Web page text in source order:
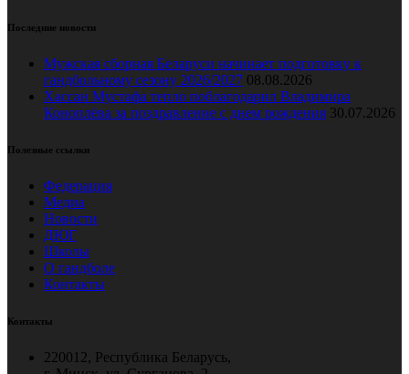
Последние новости
Мужская сборная Беларуси начинает подготовку к
гандбольному сезону 2026/2027 08.08.2026
Хассан Мустафа тепло поблагодарил Владимира
Коноплёва за поздравление с днем рождения 30.07.2026
Полезные ссылки
Федерация
Медиа
Новости
ДЮГ
Школы
О гандболе
Контакты
Контакты
220012, Республика Беларусь,